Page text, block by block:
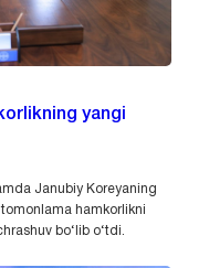
yangi
Janubiy Koreyaning
hamkorlikni
bo‘lib o‘tdi.